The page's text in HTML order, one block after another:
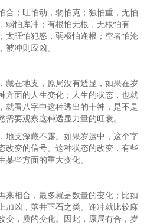
合；旺怕动，弱怕克；独怕重，无怕
弱怕库冲；有根怕无根，无根怕有
太旺怕犯怒，弱极怕逢根；空者怕沦
被冲则应凶。
藏在地支，原局没有透显，如果在岁
方面的人生变化；人生的状态，也就
就看八字中这种透出的十神，是不是
要观察这种透显力量的旺衰。
地支深藏不露。如果岁运中，这个字
改变的信号。这种状态的改变，有些
某些方面的重大变化。
来相合，最多就是数量的变化；比如
加凶，落井下石之类。逢冲就比较麻
变，质的变化。因此，原局有合，岁